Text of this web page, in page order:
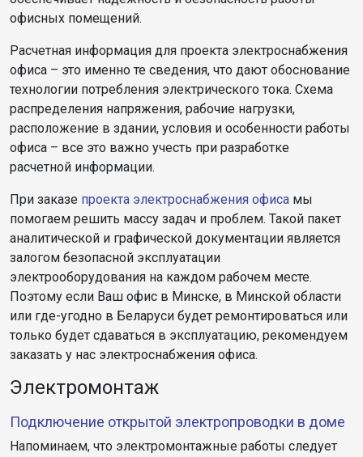
офисных помещений.
Расчетная информация для проекта электроснабжения
офиса – это именно те сведения, что дают обоснование
технологии потребления электрического тока. Схема
распределения напряжения, рабочие нагрузки,
расположение в здании, условия и особенности работы
офиса – все это важно учесть при разработке
расчетной информации.
При заказе проекта электроснабжения офиса мы
помогаем решить массу задач и проблем. Такой пакет
аналитической и графической документации является
залогом безопасной эксплуатации
электрооборудования на каждом рабочем месте.
Поэтому если Ваш офис в Минске, в Минской области
или где-угодно в Беларуси будет ремонтироваться или
только будет сдаваться в эксплуатацию, рекомендуем
заказать у нас электроснабжения офиса.
Электромонтаж
Подключение открытой электропроводки в доме
Напоминаем, что электромонтажные работы следует